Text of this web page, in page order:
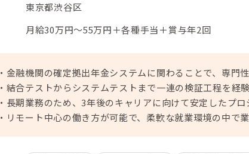
東京都渋谷区
月給30万円～55万円＋各種手当＋賞与年2回
・金融機関の確定拠出年金システムに関わることで、専門
・結合テストからシステムテストまで一連の検証工程を
・長期業務のため、3年後のキャリアに向けて安定したプ
・リモート中心の働き方が可能で、柔軟な就業環境の中で